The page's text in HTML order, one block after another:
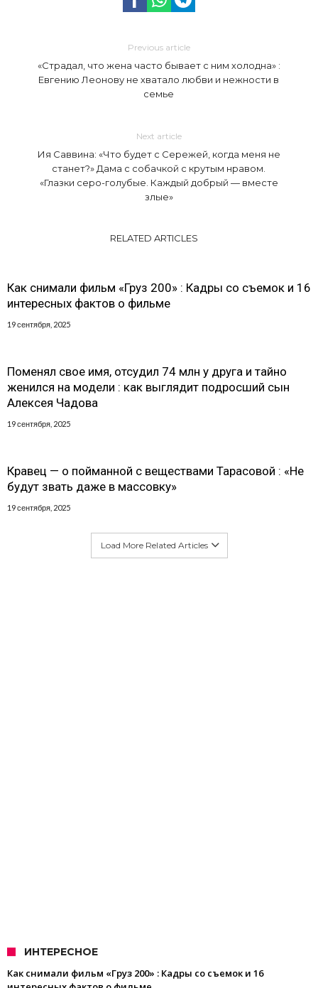
Previous article
«Страдал, что жена часто бывает с ним холодна» :
Евгению Леонову не хватало любви и нежности в
семье
Next article
Ия Саввина: «Что будет с Сережей, когда меня не
станет?» Дама с собачкой с крутым нравом.
«Глазки серо-голубые. Каждый добрый — вместе
злые»
RELATED ARTICLES
Как снимали фильм «Груз 200» : Кадры со съемок и 16
интересных фактов о фильме
19 сентября, 2025
Поменял свое имя, отсудил 74 млн у друга и тайно
женился на модели : как выглядит подросший сын
Алексея Чадова
19 сентября, 2025
Кравец — о пойманной с веществами Тарасовой : «Не
будут звать даже в массовку»
19 сентября, 2025
Load More Related Articles
ИНТЕРЕСНОЕ
Как снимали фильм «Груз 200» : Кадры со съемок и 16